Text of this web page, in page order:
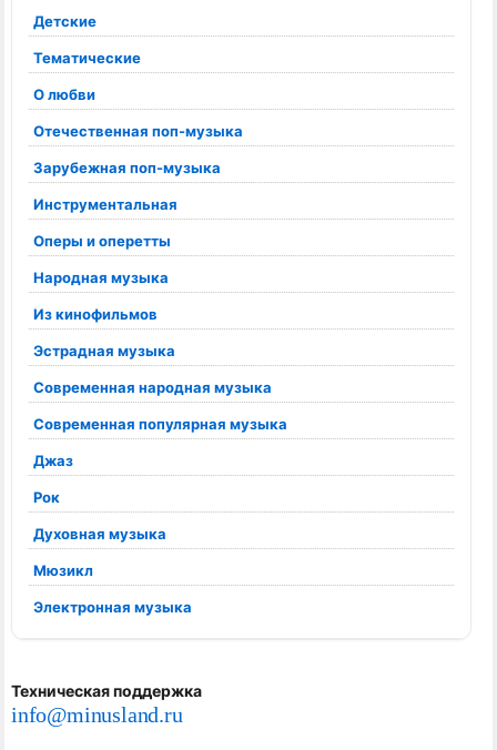
Детские
Тематические
О любви
Отечественная поп-музыка
Зарубежная поп-музыка
Инструментальная
Оперы и оперетты
Народная музыка
Из кинофильмов
Эстрадная музыка
Современная народная музыка
Современная популярная музыка
Джаз
Рок
Духовная музыка
Мюзикл
Электронная музыка
Техническая поддержка
info@minusland.ru